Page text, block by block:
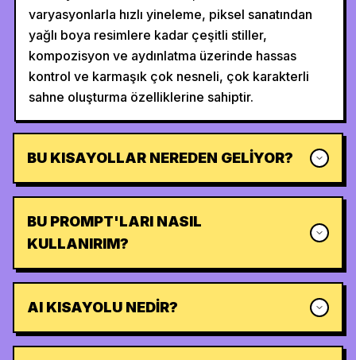
varyasyonlarla hızlı yineleme, piksel sanatından
yağlı boya resimlere kadar çeşitli stiller,
kompozisyon ve aydınlatma üzerinde hassas
kontrol ve karmaşık çok nesneli, çok karakterli
sahne oluşturma özelliklerine sahiptir.
BU KISAYOLLAR NEREDEN GELIYOR?
BU PROMPT'LARI NASIL
KULLANIRIM?
AI KISAYOLU NEDIR?